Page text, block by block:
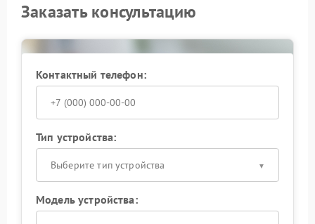
Заказать консультацию
Контактный телефон:
Тип устройства:
Выберите тип устройства
Модель устройства: